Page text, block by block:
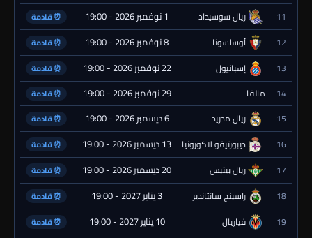
11 ريال سوسيداد 1 نوفمبر 2026 - 19:00 ⏰ قادمة
12 أوساسونا 8 نوفمبر 2026 - 19:00 ⏰ قادمة
13 إسبانيول 22 نوفمبر 2026 - 19:00 ⏰ قادمة
14 مالقا 29 نوفمبر 2026 - 19:00 ⏰ قادمة
15 ريال مدريد 6 ديسمبر 2026 - 19:00 ⏰ قادمة
16 ديبورتيفو لاكورونيا 13 ديسمبر 2026 - 19:00 ⏰ قادمة
17 ريال بيتيس 20 ديسمبر 2026 - 19:00 ⏰ قادمة
18 راسينج سانتاندير 3 يناير 2027 - 19:00 ⏰ قادمة
19 فياريال 10 يناير 2027 - 19:00 ⏰ قادمة